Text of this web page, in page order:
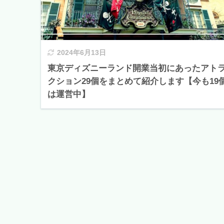
2024年6月13日
東京ディズニーランド開業当初にあったアト
クション29個をまとめて紹介します【今も19
は運営中】